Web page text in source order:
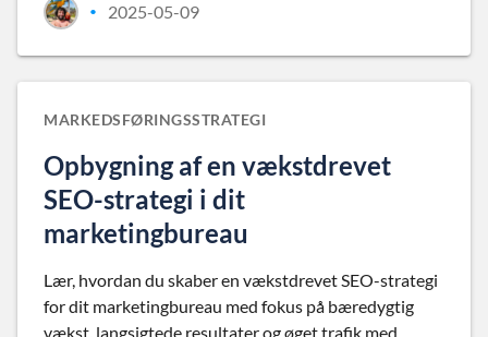
• 2025-05-09
MARKEDSFØRINGSSTRATEGI
Opbygning af en vækstdrevet
SEO-strategi i dit
marketingbureau
Lær, hvordan du skaber en vækstdrevet SEO-strategi
for dit marketingbureau med fokus på bæredygtig
vækst, langsigtede resultater og øget trafik med